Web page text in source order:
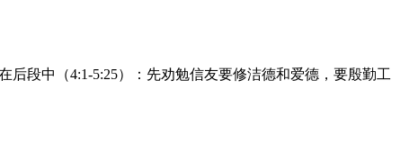
段中（4:1-5:25）：先劝勉信友要修洁德和爱德，要殷勤工